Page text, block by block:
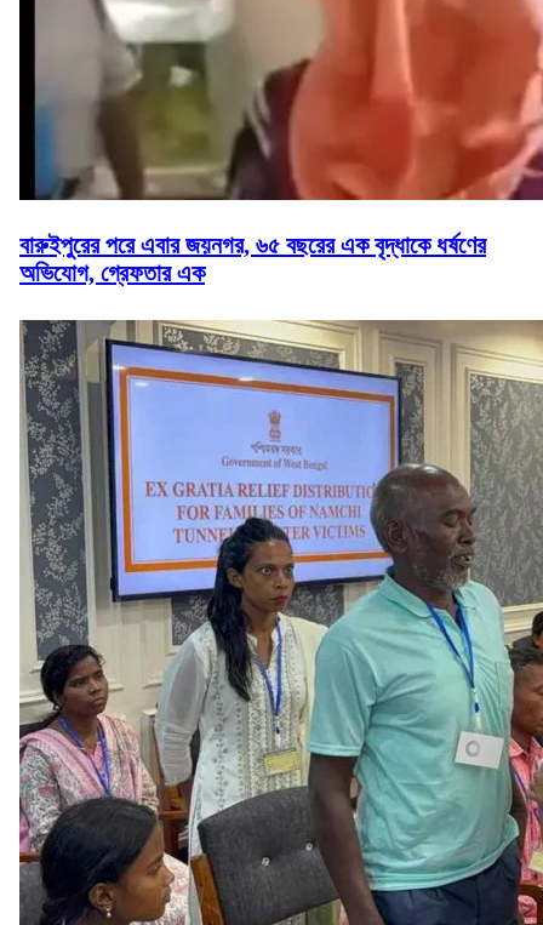
বারুইপুরের পরে এবার জয়নগর, ৬৫ বছরের এক বৃদ্ধাকে ধর্ষণের
অভিযোগ, গ্রেফতার এক